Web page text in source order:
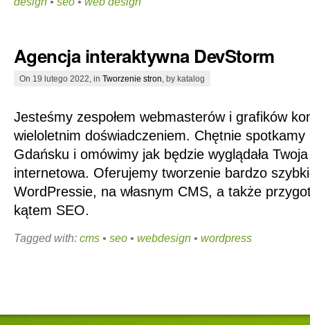
Agencja interaktywna DevStorm
On 19 lutego 2022, in Tworzenie stron , by katalog
Jesteśmy zespołem webmasterów i grafików
wieloletnim doświadczeniem. Chętnie
Gdańsku i omówimy jak będzie wyglądała
internetowa. Oferujemy tworzenie bardzo
WordPressie, na własnym CMS, a także
kątem SEO.
Tagged with: cms • seo • webdesign • wordpress